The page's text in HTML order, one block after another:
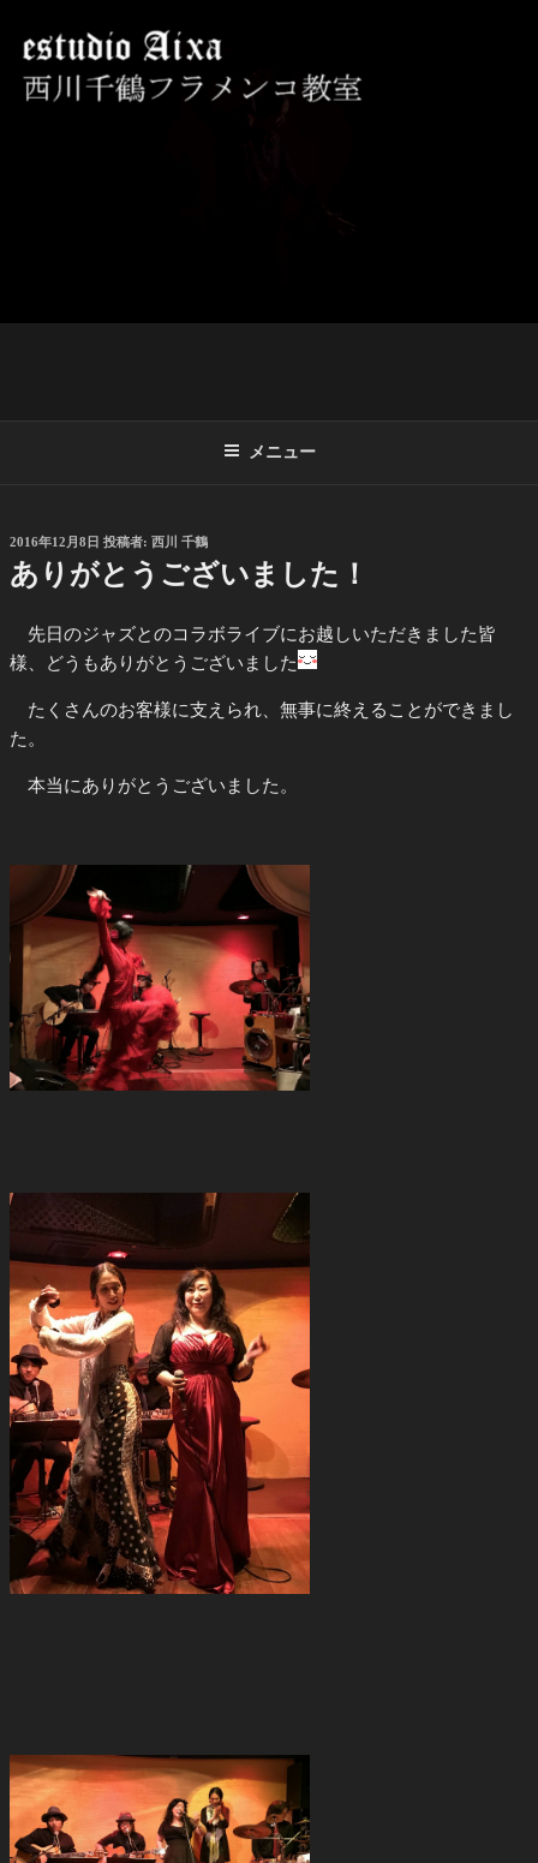
メニュー
投
稿
日:
2016年12月8日 投稿者: 西川 千鶴
ありがとうございました！
先日のジャズとのコラボライブにお越しいただきました皆
様、どうもありがとうございました
たくさんのお客様に支えられ、無事に終えることができまし
た。
本当にありがとうございました。